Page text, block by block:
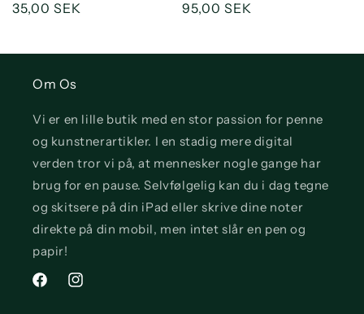
Normalpris
35,00 SEK Normalpris
95,00 SEK
Om Os
Vi er en lille butik med en stor passion for penne
og kunstnerartikler. I en stadig mere digital
verden tror vi på, at mennesker nogle gange har
brug for en pause. Selvfølgelig kan du i dag tegne
og skitsere på din iPad eller skrive dine noter
direkte på din mobil, men intet slår en pen og
papir!
FacebookInstagram